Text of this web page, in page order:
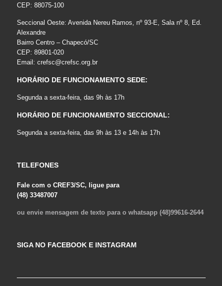
CEP: 88075-100
Seccional Oeste: Avenida Nereu Ramos, nº 93-E, Sala nº 8, Ed.
Alexandre
Bairro Centro – Chapecó/SC
CEP: 89801-020
Email: crefsc@crefsc.org.br
HORÁRIO DE FUNCIONAMENTO SEDE:
Segunda a sexta-feira, das 9h às 17h
HORÁRIO DE FUNCIONAMENTO SECCIONAL:
Segunda a sexta-feira, das 9h às 13 e 14h às 17h
TELEFONES
Fale com o CREF3/SC, ligue para
(48) 33487007
ou envie mensagem de texto para o whatsapp (48)99616-2644
SIGA NO FACEBOOK E INSTAGRAM